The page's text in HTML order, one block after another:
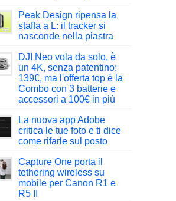
Peak Design ripensa la
staffa a L: il tracker si
nasconde nella piastra
DJI Neo vola da solo, è
un 4K, senza patentino:
139€, ma l'offerta top è la
Combo con 3 batterie e
accessori a 100€ in più
La nuova app Adobe
critica le tue foto e ti dice
come rifarle sul posto
Capture One porta il
tethering wireless su
mobile per Canon R1 e
R5 II